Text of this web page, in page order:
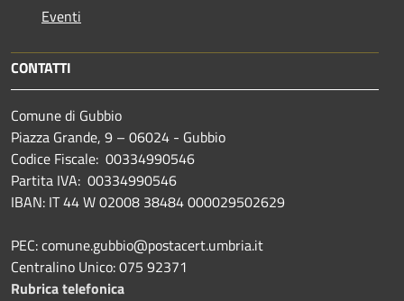
Eventi
CONTATTI
Comune di Gubbio
Piazza Grande, 9 – 06024 - Gubbio
Codice Fiscale: 00334990546
Partita IVA: 00334990546
IBAN: IT 44 W 02008 38484 000029502629
PEC: comune.gubbio@postacert.umbria.it
Centralino Unico: 075 92371
Rubrica telefonica